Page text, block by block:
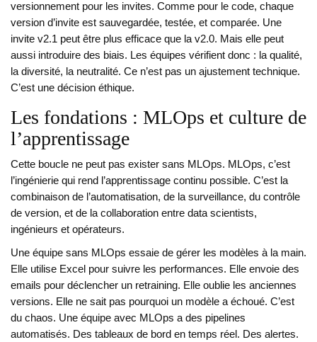
versionnement pour les invites. Comme pour le code, chaque
version d’invite est sauvegardée, testée, et comparée. Une
invite v2.1 peut être plus efficace que la v2.0. Mais elle peut
aussi introduire des biais. Les équipes vérifient donc : la qualité,
la diversité, la neutralité. Ce n’est pas un ajustement technique.
C’est une décision éthique.
Les fondations : MLOps et culture de
l’apprentissage
Cette boucle ne peut pas exister sans MLOps. MLOps, c’est
l’ingénierie qui rend l’apprentissage continu possible. C’est la
combinaison de l’automatisation, de la surveillance, du contrôle
de version, et de la collaboration entre data scientists,
ingénieurs et opérateurs.
Une équipe sans MLOps essaie de gérer les modèles à la main.
Elle utilise Excel pour suivre les performances. Elle envoie des
emails pour déclencher un retraining. Elle oublie les anciennes
versions. Elle ne sait pas pourquoi un modèle a échoué. C’est
du chaos. Une équipe avec MLOps a des pipelines
automatisés. Des tableaux de bord en temps réel. Des alertes.